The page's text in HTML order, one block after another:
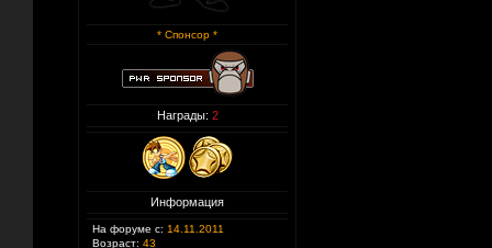
* Спонсор *
Награды: 2
Информация
На форуме с: 14.11.2011
Возраст: 43